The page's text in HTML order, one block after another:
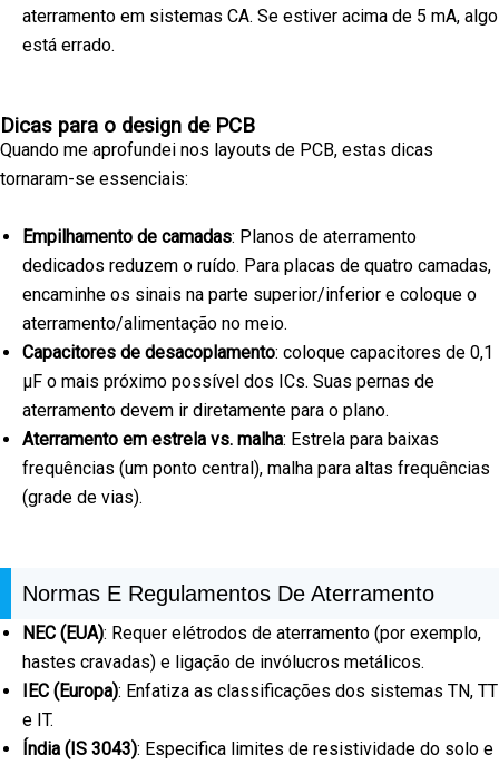
aterramento em sistemas CA. Se estiver acima de 5 mA, algo
está errado.
Dicas para o design de PCB
Quando me aprofundei nos layouts de PCB, estas dicas
tornaram-se essenciais:
Empilhamento de camadas: Planos de aterramento
dedicados reduzem o ruído. Para placas de quatro camadas,
encaminhe os sinais na parte superior/inferior e coloque o
aterramento/alimentação no meio.
Capacitores de desacoplamento: coloque capacitores de 0,1
μF o mais próximo possível dos ICs. Suas pernas de
aterramento devem ir diretamente para o plano.
Aterramento em estrela vs. malha: Estrela para baixas
frequências (um ponto central), malha para altas frequências
(grade de vias).
Normas E Regulamentos De Aterramento
NEC (EUA): Requer elétrodos de aterramento (por exemplo,
hastes cravadas) e ligação de invólucros metálicos.
IEC (Europa): Enfatiza as classificações dos sistemas TN, TT
e IT.
Índia (IS 3043): Especifica limites de resistividade do solo e